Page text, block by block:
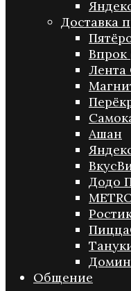
Доставка
Впрок
Ашан
Додо
Общение